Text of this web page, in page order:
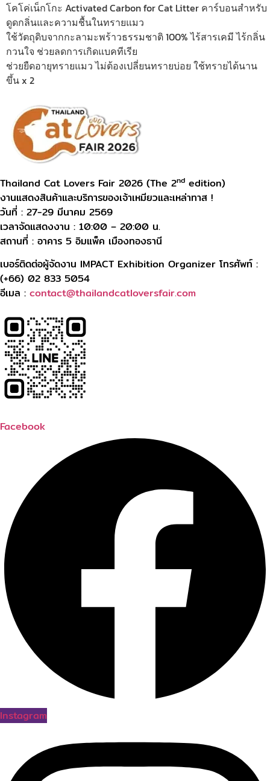
โคโค่เน็กโกะ Activated Carbon for Cat Litter คาร์บอนสำหรับ
ดูดกลิ่นและความชื้นในทรายแมว
ใช้วัตถุดิบจากกะลามะพร้าวธรรมชาติ 100% ไร้สารเคมี ไร้กลิ่น
กวนใจ ช่วยลดการเกิดแบคทีเรีย
ช่วยยืดอายุทรายแมว ไม่ต้องเปลี่ยนทรายบ่อย ใช้ทรายได้นาน
ขึ้น x 2
Thailand Cat Lovers Fair 2026 (The 2nd edition)
งานแสดงสินค้าและบริการของเจ้าเหมียวและเหล่าทาส !
วันที่ : 27-29 มีนาคม 2569
เวลาจัดแสดงงาน : 10:00 – 20:00 น.
สถานที่ : อาคาร 5 อิมแพ็ค เมืองทองธานี
เบอร์ติดต่อผู้จัดงาน IMPACT Exhibition Organizer โทรศัพท์ :
(+66) 02 833 5054
อีเมล : contact@thailandcatloversfair.com
Facebook
Instagram